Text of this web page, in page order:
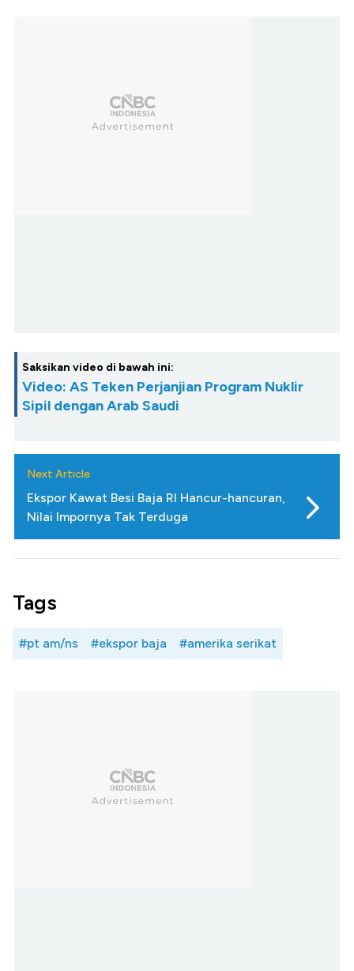
Saksikan video di bawah ini:
Video: AS Teken Perjanjian Program Nuklir
Sipil dengan Arab Saudi
Next Article
Ekspor Kawat Besi Baja RI Hancur-hancuran,
Nilai Impornya Tak Terduga
Tags
#pt am/ns #ekspor baja #amerika serikat